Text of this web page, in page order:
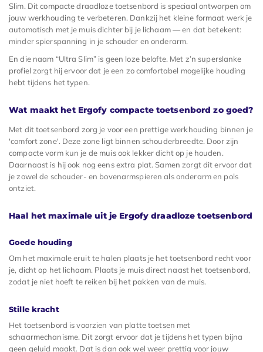
Slim. Dit compacte draadloze toetsenbord is speciaal ontworpen om
jouw werkhouding te verbeteren. Dankzij het kleine formaat werk je
automatisch met je muis dichter bij je lichaam — en dat betekent:
minder spierspanning in je schouder en onderarm.
En die naam “Ultra Slim” is geen loze belofte. Met z’n superslanke
profiel zorgt hij ervoor dat je een zo comfortabel mogelijke houding
hebt tijdens het typen.
Wat maakt het Ergofy compacte toetsenbord zo goed?
Met dit toetsenbord zorg je voor een prettige werkhouding binnen je
'comfort zone'. Deze zone ligt binnen schouderbreedte. Door zijn
compacte vorm kun je de muis ook lekker dicht op je houden.
Daarnaast is hij ook nog eens extra plat. Samen zorgt dit ervoor dat
je zowel de schouder- en bovenarmspieren als onderarm en pols
ontziet.
Haal het maximale uit je Ergofy draadloze toetsenbord
Goede houding
Om het maximale eruit te halen plaats je het toetsenbord recht voor
je, dicht op het lichaam. Plaats je muis direct naast het toetsenbord,
zodat je niet hoeft te reiken bij het pakken van de muis.
Stille kracht
Het toetsenbord is voorzien van platte toetsen met
schaarmechanisme. Dit zorgt ervoor dat je tijdens het typen bijna
geen geluid maakt. Dat is dan ook wel weer prettig voor jouw